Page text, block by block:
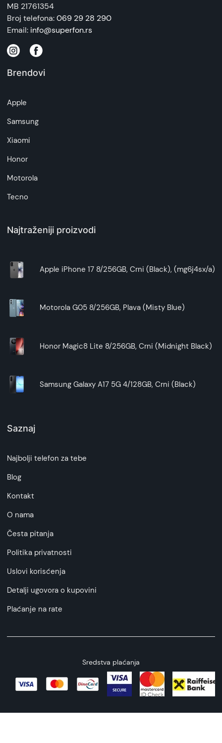
MB 21761354
Broj telefona:069 29 28 290
Email: info@superfon.rs
Brendovi
Apple
Samsung
Xiaomi
Honor
Motorola
Tecno
Najtraženiji proizvodi
Apple iPhone 17 8/256GB, Crni (Black), (mg6j4sx/a)
Motorola G05 8/256GB, Plava (Misty Blue)
Honor Magic8 Lite 8/256GB, Crni (Midnight Black)
Samsung Galaxy A17 5G 4/128GB, Crni (Black)
Saznaj
Najbolji telefon za tebe
Blog
Kontakt
O nama
Česta pitanja
Politika privatnosti
Uslovi korisćenja
Detalji ugovora o kupovini
Plaćanje na rate
Sredstva plaćanja